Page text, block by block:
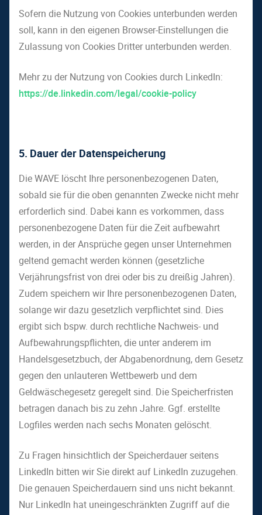
Sofern die Nutzung von Cookies unterbunden werden
soll, kann in den eigenen Browser-Einstellungen die
Zulassung von Cookies Dritter unterbunden werden.
Mehr zu der Nutzung von Cookies durch LinkedIn:
https://de.linkedin.com/legal/cookie-policy
5. Dauer der Datenspeicherung
Die WAVE löscht Ihre personenbezogenen Daten,
sobald sie für die oben genannten Zwecke nicht mehr
erforderlich sind. Dabei kann es vorkommen, dass
personenbezogene Daten für die Zeit aufbewahrt
werden, in der Ansprüche gegen unser Unternehmen
geltend gemacht werden können (gesetzliche
Verjährungsfrist von drei oder bis zu dreißig Jahren).
Zudem speichern wir Ihre personenbezogenen Daten,
solange wir dazu gesetzlich verpflichtet sind. Dies
ergibt sich bspw. durch rechtliche Nachweis- und
Aufbewahrungspflichten, die unter anderem im
Handelsgesetzbuch, der Abgabenordnung, dem Gesetz
gegen den unlauteren Wettbewerb und dem
Geldwäschegesetz geregelt sind. Die Speicherfristen
betragen danach bis zu zehn Jahre. Ggf. erstellte
Logfiles werden nach sechs Monaten gelöscht.
Zu Fragen hinsichtlich der Speicherdauer seitens
LinkedIn bitten wir Sie direkt auf LinkedIn zuzugehen.
Die genauen Speicherdauern sind uns nicht bekannt.
Nur LinkedIn hat uneingeschränkten Zugriff auf die